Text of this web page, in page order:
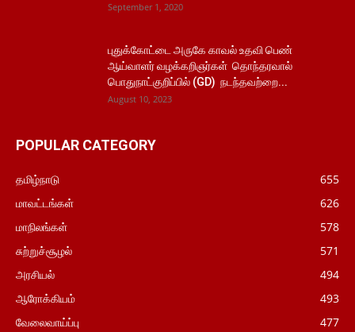
September 1, 2020
புதுக்கோட்டை அருகே காவல் உதவி பெண்
ஆய்வாளர் வழக்கறிஞர்கள் தொந்தரவால்
பொதுநாட்குறிப்பில் (GD) நடந்தவற்றை...
August 10, 2023
POPULAR CATEGORY
தமிழ்நாடு
655
மாவட்டங்கள்
626
மாநிலங்கள்
578
சுற்றுச்சூழல்
571
அரசியல்
494
ஆரோக்கியம்
493
வேலைவாய்ப்பு
477